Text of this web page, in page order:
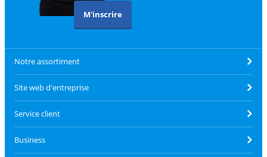
M'inscrire
Notre assortiment
Site web d'entreprise
Service client
Business